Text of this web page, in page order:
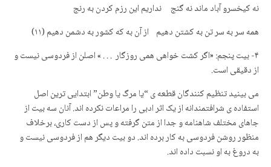
نه کیخسرو آباد ماند نه گنج نداریم این رزم کردن به رنج
همه سر به سر تن به کشتن دهیم از آن به که کشور به دشمن دهیم (۱۱)
۴- بیت پنجم: «اگر کشت خواهی همی روزگار . . . » اصلن از فردوسی نیست و
از دقیقی است.
می بینید تنظیم کنندگان قطعه ی “یا مرگ یا وطن” ابتدایی ترین اصل
استفاده ی شرافتمندانه از یک اثر ادبی را مراعات نکرده اند. آنان سه بیت از
جاهای مختلف شاهنامه و جدا از متن گرفته و پس از دست کاری، برخلاف
منظور روشن فردوسی به کار برده اند. دو بیت دیگر هم از فردوسی نیست و
به دروغ به او نسبت داده اند.